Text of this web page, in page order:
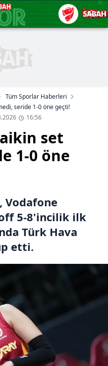
Tüm Sporlar Haberleri
seride 1-0 öne geçti!
16:56
set
1-0 öne
Vodafone
5-8'incilik ilk
Türk Hava
etti.